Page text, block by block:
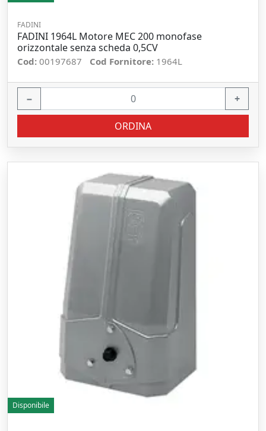
FADINI
FADINI 1964L Motore MEC 200 monofase
orizzontale senza scheda 0,5CV
Cod: 00197687 Cod Fornitore: 1964L
− +
ORDINA
Disponibile